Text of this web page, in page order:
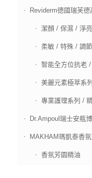
Reviderm德國瑞芙德
潔顏 / 保濕 / 淨亮
柔敏 / 特殊 / 調
智能全方位抗老
美麗元素極萃系
專業護理系列 /
Dr.Ampoul瑞士安瓶
MAKHAM瑪凱泰香
香氛芳園精油